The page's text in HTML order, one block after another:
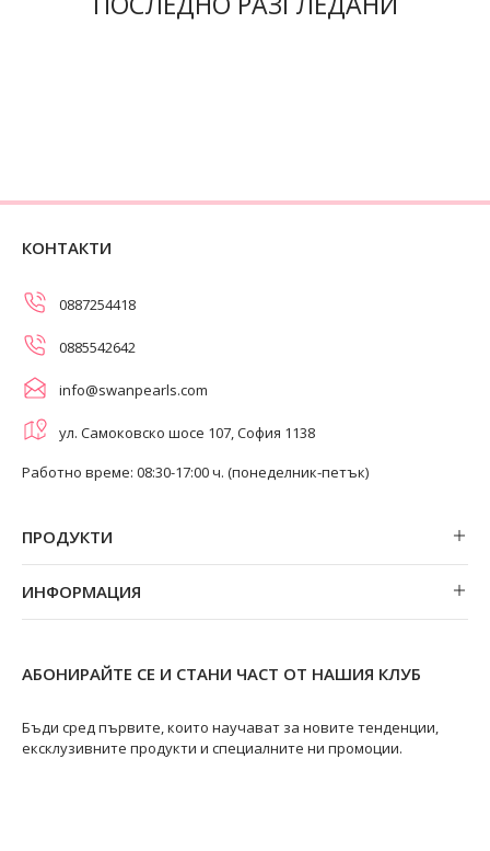
КОНТАКТИ
0887254418
0885542642
info@swanpearls.com
ул. Самоковско шосе 107, София 1138
Работно време: 08:30-17:00 ч. (понеделник-петък)
ПРОДУКТИ
Гривни
ИНФОРМАЦИЯ
Магазини
Ремонт на бижута
Видове перли
АБОНИРАЙТЕ СЕ И СТАНИ ЧАСТ ОТ НАШИЯ КЛУБ
Бъди сред първите, които научават за новите тенденции,
ексклузивните продукти и специалните ни промоции.